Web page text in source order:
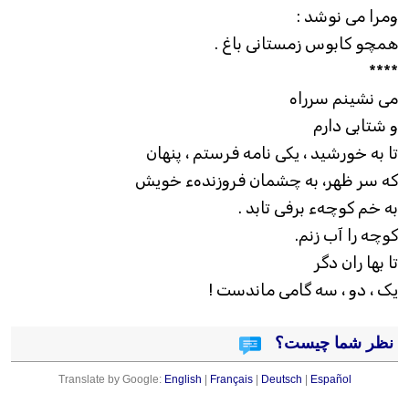
ومرا می نوشد :
همچو کابوس زمستانی باغ .
****
می نشينم سرراه
و شتابی دارم
تا به خورشيد ، يکی نامه فرستم ، پنهان
که سر ظهر، به چشمان فروزندهء خويش
به خم کوچهء برفی تابد .
کوچه را آب زنم.
تا بها ران دگر
يک ، دو ، سه گامی ماندست !
نظر شما چیست؟
Translate by Google: English Français| Deutsch Español